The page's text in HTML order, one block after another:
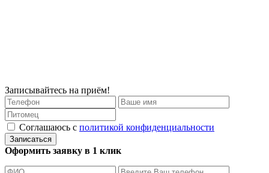
Записывайтесь на приём!
Соглашаюсь с политикой конфиденциальности
Записаться
Оформить заявку в 1 клик